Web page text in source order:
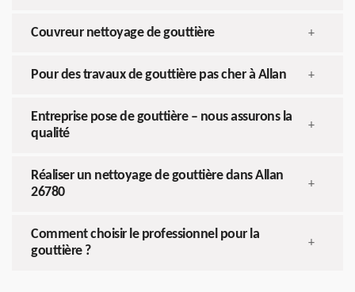
Couvreur nettoyage de gouttière +
Pour des travaux de gouttière pas cher à Allan +
Entreprise pose de gouttière – nous assurons la
qualité
+
Réaliser un nettoyage de gouttière dans Allan
26780
+
Comment choisir le professionnel pour la
gouttière ?
+